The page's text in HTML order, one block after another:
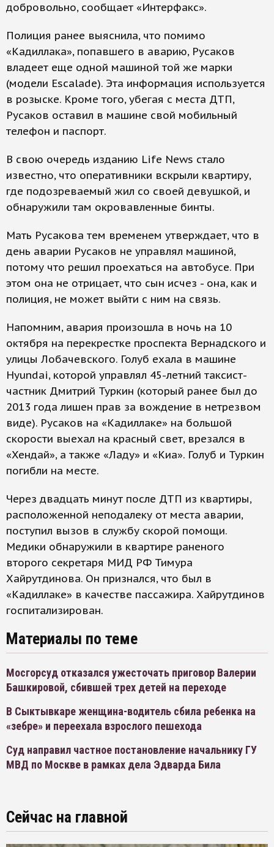
добровольно, сообщает «Интерфакс».
Полиция ранее выяснила, что помимо
«Кадиллака», попавшего в аварию, Русаков
владеет еще одной машиной той же марки
(модели Escalade). Эта информация используется
в розыске. Кроме того, убегая с места ДТП,
Русаков оставил в машине свой мобильный
телефон и паспорт.
В свою очередь изданию Life News стало
известно, что оперативники вскрыли квартиру,
где подозреваемый жил со своей девушкой, и
обнаружили там окровавленные бинты.
Мать Русакова тем временем утверждает, что в
день аварии Русаков не управлял машиной,
потому что решил проехаться на автобусе. При
этом она не отрицает, что сын исчез - она, как и
полиция, не может выйти с ним на связь.
Напомним, авария произошла в ночь на 10
октября на перекрестке проспекта Вернадского и
улицы Лобачевского. Голуб ехала в машине
Hyundai, которой управлял 45-летний таксист-
частник Дмитрий Туркин (который ранее был до
2013 года лишен прав за вождение в нетрезвом
виде). Русаков на «Кадиллаке» на большой
скорости выехал на красный свет, врезался в
«Хендай», а также «Ладу» и «Киа». Голуб и Туркин
погибли на месте.
Через двадцать минут после ДТП из квартиры,
расположенной неподалеку от места аварии,
поступил вызов в службу скорой помощи.
Медики обнаружили в квартире раненого
второго секретаря МИД РФ Тимура
Хайрутдинова. Он признался, что был в
«Кадиллаке» в качестве пассажира. Хайрутдинов
госпитализирован.
Материалы по теме
Мосгорсуд отказался ужесточать приговор Валерии
Башкировой, сбившей трех детей на переходе
В Сыктывкаре женщина-водитель сбила ребенка на
«зебре» и переехала взрослого пешехода
Суд направил частное постановление начальнику ГУ
МВД по Москве в рамках дела Эдварда Била
Сейчас на главной